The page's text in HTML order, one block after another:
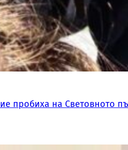
пробиха на Световното